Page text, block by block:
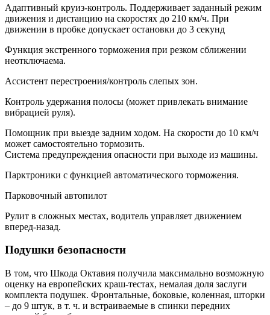
Адаптивный круиз-контроль. Поддерживает заданный режим
движения и дистанцию на скоростях до 210 км/ч. При
движении в пробке допускает остановки до 3 секунд
Функция экстренного торможения при резком сближении
неотключаема.
Ассистент перестроения/контроль слепых зон.
Контроль удержания полосы (может привлекать внимание
вибрацией руля).
Помощник при выезде задним ходом. На скорости до 10 км/ч
может самостоятельно тормозить.
Система предупреждения опасности при выходе из машины.
Парктроники с функцией автоматического торможения.
Парковочный автопилот
Рулит в сложных местах, водитель управляет движением
вперед-назад.
Подушки безопасности
В том, что Шкода Октавия получила максимально возможную
оценку на европейских краш-тестах, немалая доля заслуги
комплекта подушек. Фронтальные, боковые, коленная, шторки
– до 9 штук, в т. ч. и встраиваемые в спинки передних